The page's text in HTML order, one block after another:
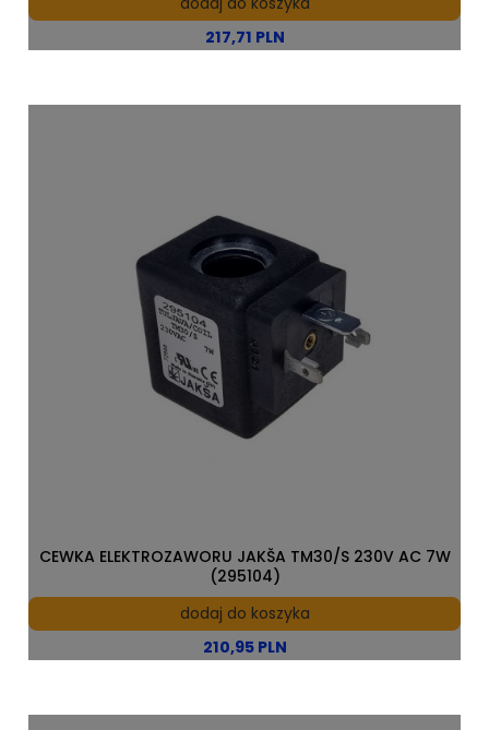
217,71 PLN
210,95 PLN
CEWKA ELEKTROZAWORU JAKŠA TM30/S 230V AC 7W
(295104)
dodaj do koszyka